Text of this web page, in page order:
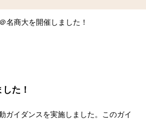
商大を開催しました！
た！
イダンスを実施しました。このガイ